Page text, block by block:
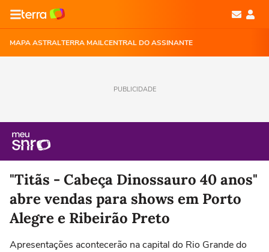
MAPA ASTRALTERRA MAILCENTRAL DO ASSINANTE
PUBLICIDADE
"Titãs - Cabeça Dinossauro 40 anos"
abre vendas para shows em Porto
Alegre e Ribeirão Preto
Apresentações acontecerão na capital do Rio Grande do